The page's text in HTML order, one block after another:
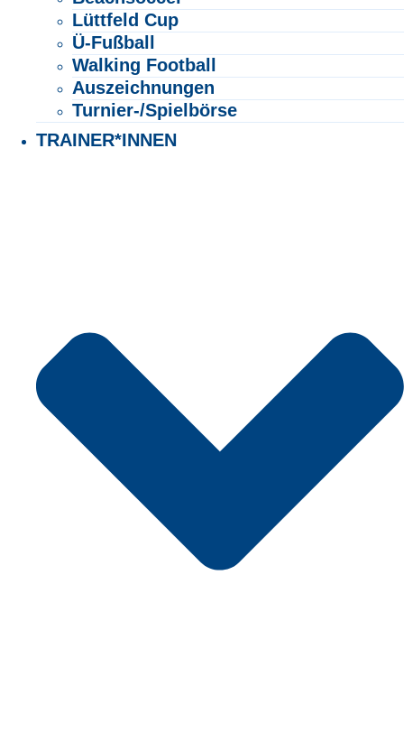
Lüttfeld Cup
Ü-Fußball
Walking Football
Auszeichnungen
Turnier-/Spielbörse
TRAINER*INNEN